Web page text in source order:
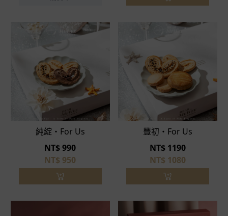
純綻・For Us
NT$ 990
NT$ 950
豐初・For Us
NT$ 1190
NT$ 1080